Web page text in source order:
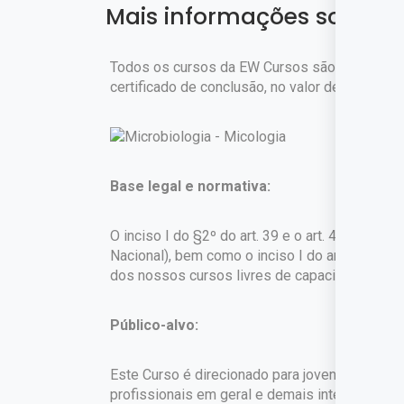
Mais informações sobre o
Todos os cursos da EW Cursos são gratuitos.
certificado de conclusão, no valor de
Base legal e normativa:
O inciso I do §2º do art. 39 e o art. 42 da Lei
Nacional), bem como o inciso I do art. 1º do
dos nossos cursos livres de capacitação
Público-alvo:
Este Curso é direcionado para jovens e
profissionais em geral e demais interessados.